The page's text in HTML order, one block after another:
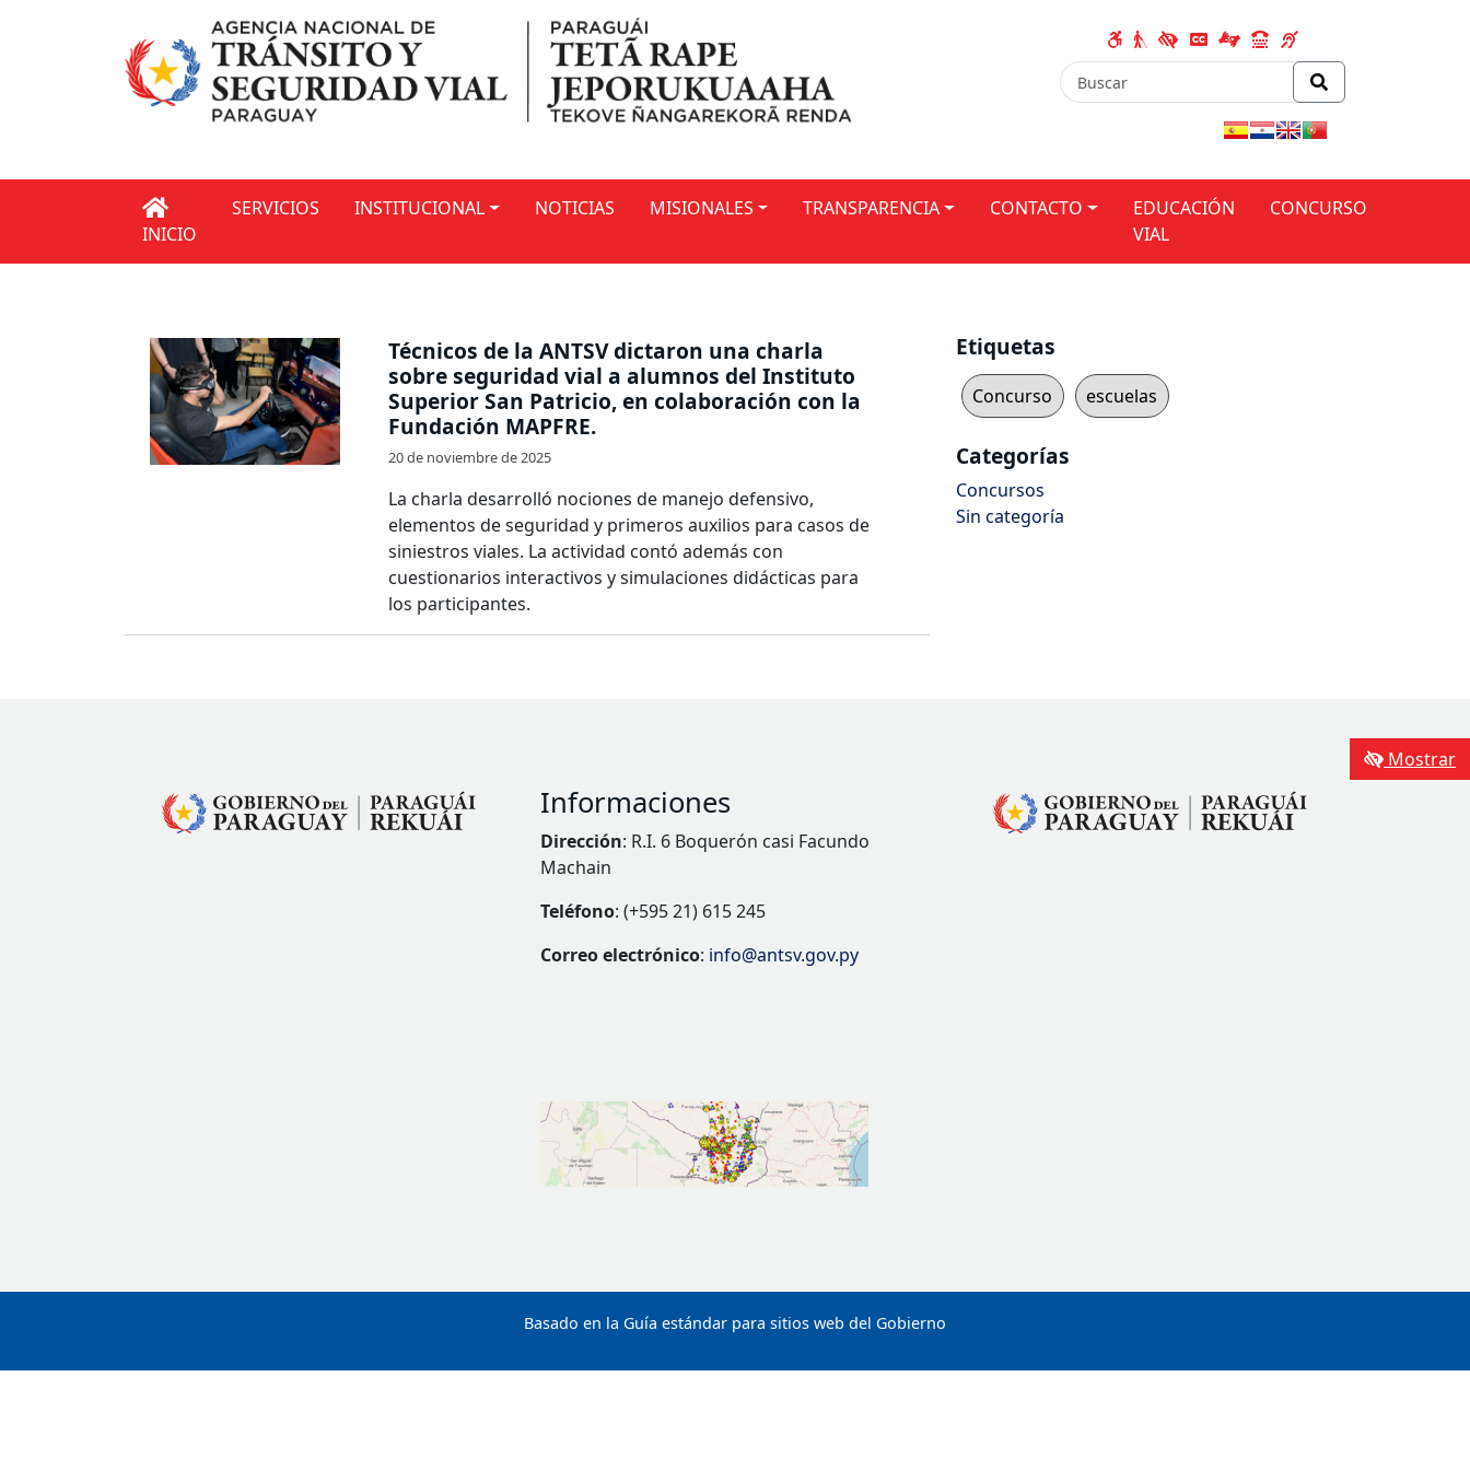
INICIO
SERVICIOS INSTITUCIONAL NOTICIAS MISIONALES TRANSPARENCIA CONTACTO
EDUCACIÓN
VIAL
CONCURSO
Mostrar
Técnicos de la ANTSV dictaron una charla
sobre seguridad vial a alumnos del Instituto
Superior San Patricio, en colaboración con la
Fundación MAPFRE.
20 de noviembre de 2025
La charla desarrolló nociones de manejo defensivo,
elementos de seguridad y primeros auxilios para casos de
siniestros viales. La actividad contó además con
cuestionarios interactivos y simulaciones didácticas para
los participantes.
Etiquetas
Concurso escuelas
Categorías
Concursos
Sin categoría
Informaciones
Dirección: R.I. 6 Boquerón casi Facundo
Machain
Teléfono: (+595 21) 615 245
Correo electrónico: info@antsv.gov.py
Basado en la Guía estándar para sitios web del Gobierno